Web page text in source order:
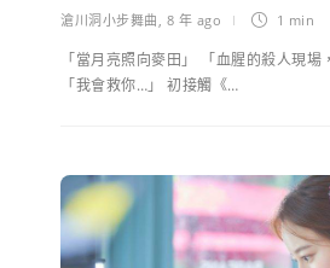
滄川洞小步舞曲 8 年 ago 1 min
「當月亮照向麥田」 「血腥的殺人現場
「我會救你…」 初接觸《…